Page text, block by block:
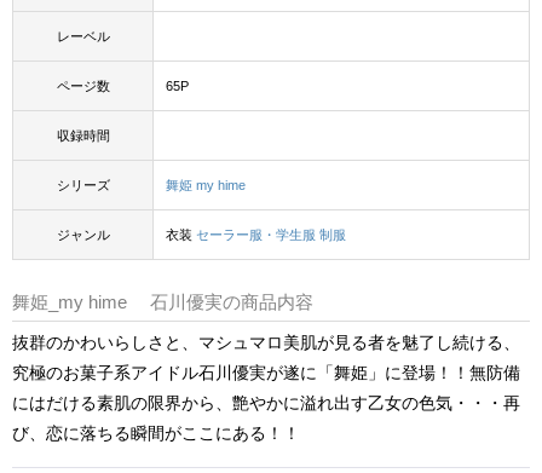
レーベル
ページ数 65P
収録時間
シリーズ 舞姫 my hime
ジャンル 衣装 セーラー服・学生服 制服
舞姫_my hime 石川優実の商品内容
抜群のかわいらしさと、マシュマロ美肌が見る者を魅了し続ける、
究極のお菓子系アイドル石川優実が遂に「舞姫」に登場！！無防備
にはだける素肌の限界から、艶やかに溢れ出す乙女の色気・・・再
び、恋に落ちる瞬間がここにある！！